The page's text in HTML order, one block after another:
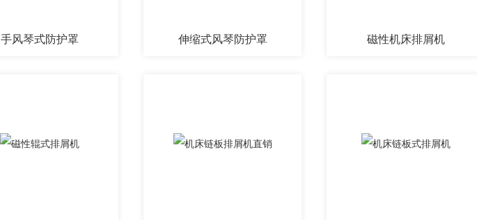
手风琴式防护罩 伸缩式风琴防护罩 磁性机床排屑机